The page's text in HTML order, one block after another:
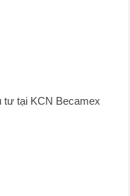
tư tại KCN Becamex